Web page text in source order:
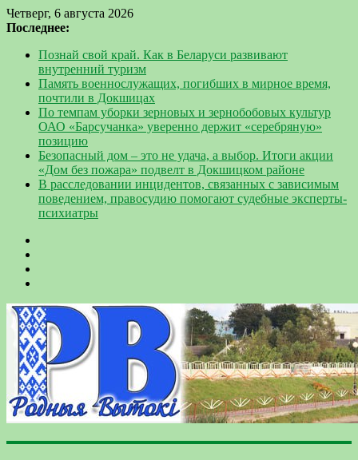
Четверг, 6 августа 2026
Последнее:
Познай свой край. Как в Беларуси развивают
внутренний туризм
Память военнослужащих, погибших в мирное время,
почтили в Докшицах
По темпам уборки зерновых и зернобобовых культур
ОАО «Барсучанка» уверенно держит «серебряную»
позицию
Безопасный дом – это не удача, а выбор. Итоги акции
«Дом без пожара» подвелт в Докшицком районе
В расследовании инцидентов, связанных с зависимым
поведением, правосудию помогают судебные эксперты-
психиатры